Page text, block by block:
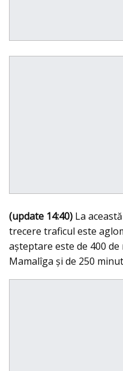
(update 14:40) La
trecere traficul este
aşteptare este de 400
Mamalîga şi de 250